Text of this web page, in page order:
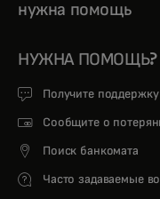
нужна помощь
НУЖНА ПОМОЩЬ?
Получите поддержку
Сообщите о
Поиск банкомата
Часто задаваемые